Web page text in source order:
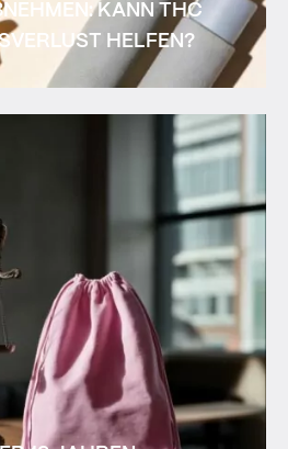
KANN THC
HELFEN?